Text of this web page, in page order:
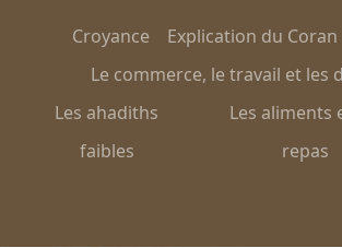
Croyance Explication du Coran
Le commerce, le travail et les
Les ahadiths
faibles
Les aliments
repas